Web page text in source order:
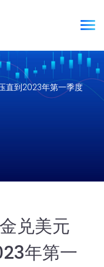
直到2023年第一季度
兑美元
年第一